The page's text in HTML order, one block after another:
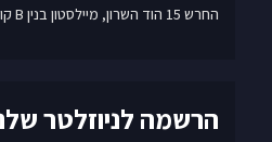
החרש 15 הוד השרון, מיילסטון בנין B קומה ב'
הרשמה לניוזלטר